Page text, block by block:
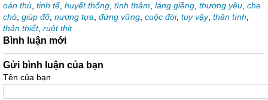
oán thù tinh tế, huyết thống tình thâm láng giềng thương yêu che
chở, giúp đỡ, nương tựa đứng vững cuộc đời, tuy vậy, thân tình
thân thiết, ruột thịt
Bình luận mới
Gửi bình luận của bạn
Tên của bạn